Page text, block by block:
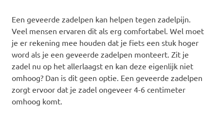
Een geveerde zadelpen kan helpen tegen zadelpijn.
Veel mensen ervaren dit als erg comfortabel. Wel moet
je er rekening mee houden dat je fiets een stuk hoger
word als je een geveerde zadelpen monteert. Zit je
zadel nu op het allerlaagst en kan deze eigenlijk niet
omhoog? Dan is dit geen optie. Een geveerde zadelpen
zorgt ervoor dat je zadel ongeveer 4-6 centimeter
omhoog komt.